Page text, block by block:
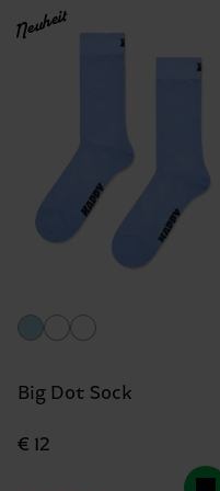
Neuheit
Big Dot Sock
€ 12